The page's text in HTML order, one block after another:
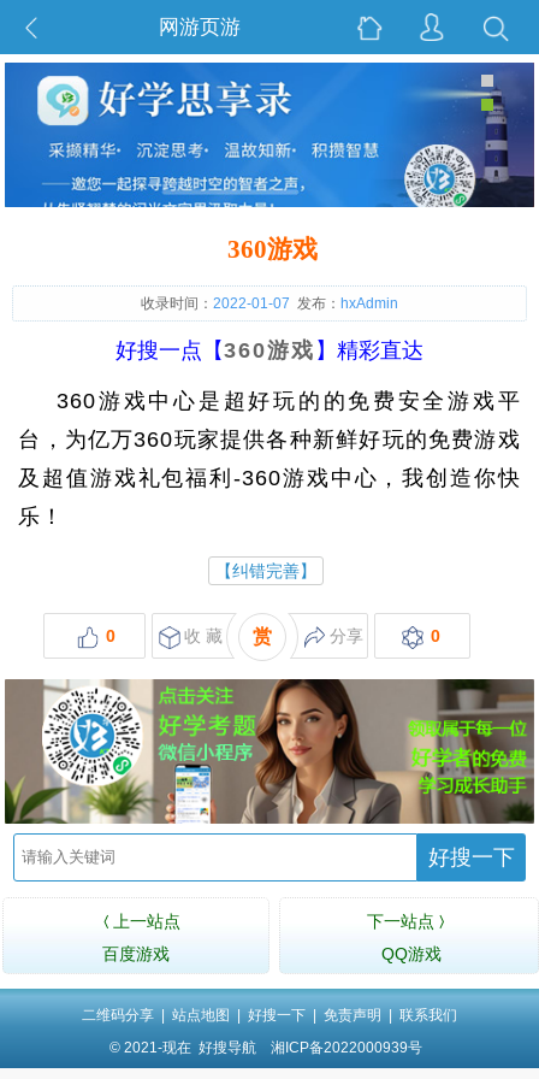
网游页游
360游戏
收录时间： 2022-01-07 发布： hxAdmin
好搜一点【360游戏 】精彩直达
360游戏中心是超好玩的的免费安全游戏平
台，为亿万360玩家提供各种新鲜好玩的免费游戏
及超值游戏礼包福利-360游戏中心，我创造你快
乐！
【纠错完善】
0 收 藏 赏 分享 0
好搜一下
〈
上一站点
百度游戏
下一站点 〉
QQ游戏
二维码分享 站点地图 好搜一下 免责声明
联系我们
© 2021-现在 好搜导航 湘ICP备2022000939号